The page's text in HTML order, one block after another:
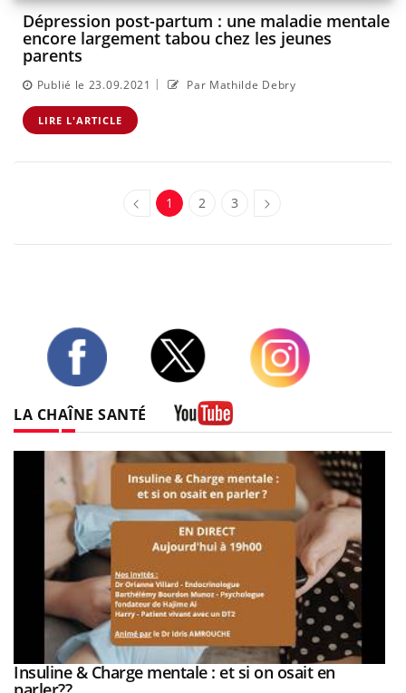
Dépression post-partum : une maladie mentale
encore largement tabou chez les jeunes
parents
Publié le 23.09.2021 | Par Mathilde Debry
LIRE L'ARTICLE
1 2 3
LA CHAÎNE SANTÉ
Youtube
Insuline & Charge mentale : et si on osait en
Youtube